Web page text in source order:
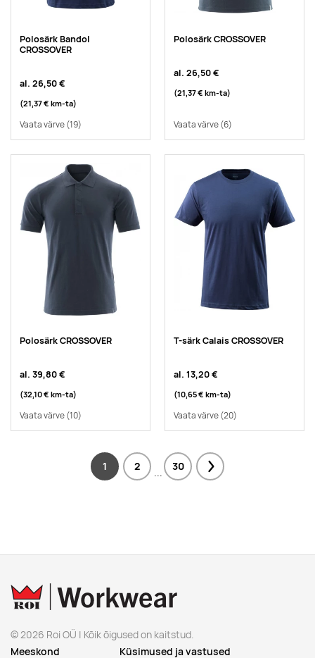
Polosärk Bandol
CROSSOVER
al. 26,50 €
(21,37 € km-ta)
Vaata värve(19)
Polosärk CROSSOVER
al. 26,50 €
(21,37 € km-ta)
Vaata värve(6)
Polosärk CROSSOVER
al. 39,80 €
(32,10 € km-ta)
Vaata värve(10)
T-särk Calais CROSSOVER
al. 13,20 €
(10,65 € km-ta)
Vaata värve(20)
1 2 ... 30 Next
© 2026 Roi OÜ | Kõik õigused on kaitstud.
Meeskond
Küsimused ja vastused